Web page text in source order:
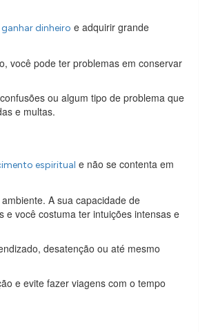
ganhar dinheiro e adquirir grande
você pode ter problemas em conservar
ou algum tipo de problema que
e multas.
espiritual e não se contenta em
A sua capacidade de
e você costuma ter intuições intensas e
desatenção ou até mesmo
e evite fazer viagens com o tempo